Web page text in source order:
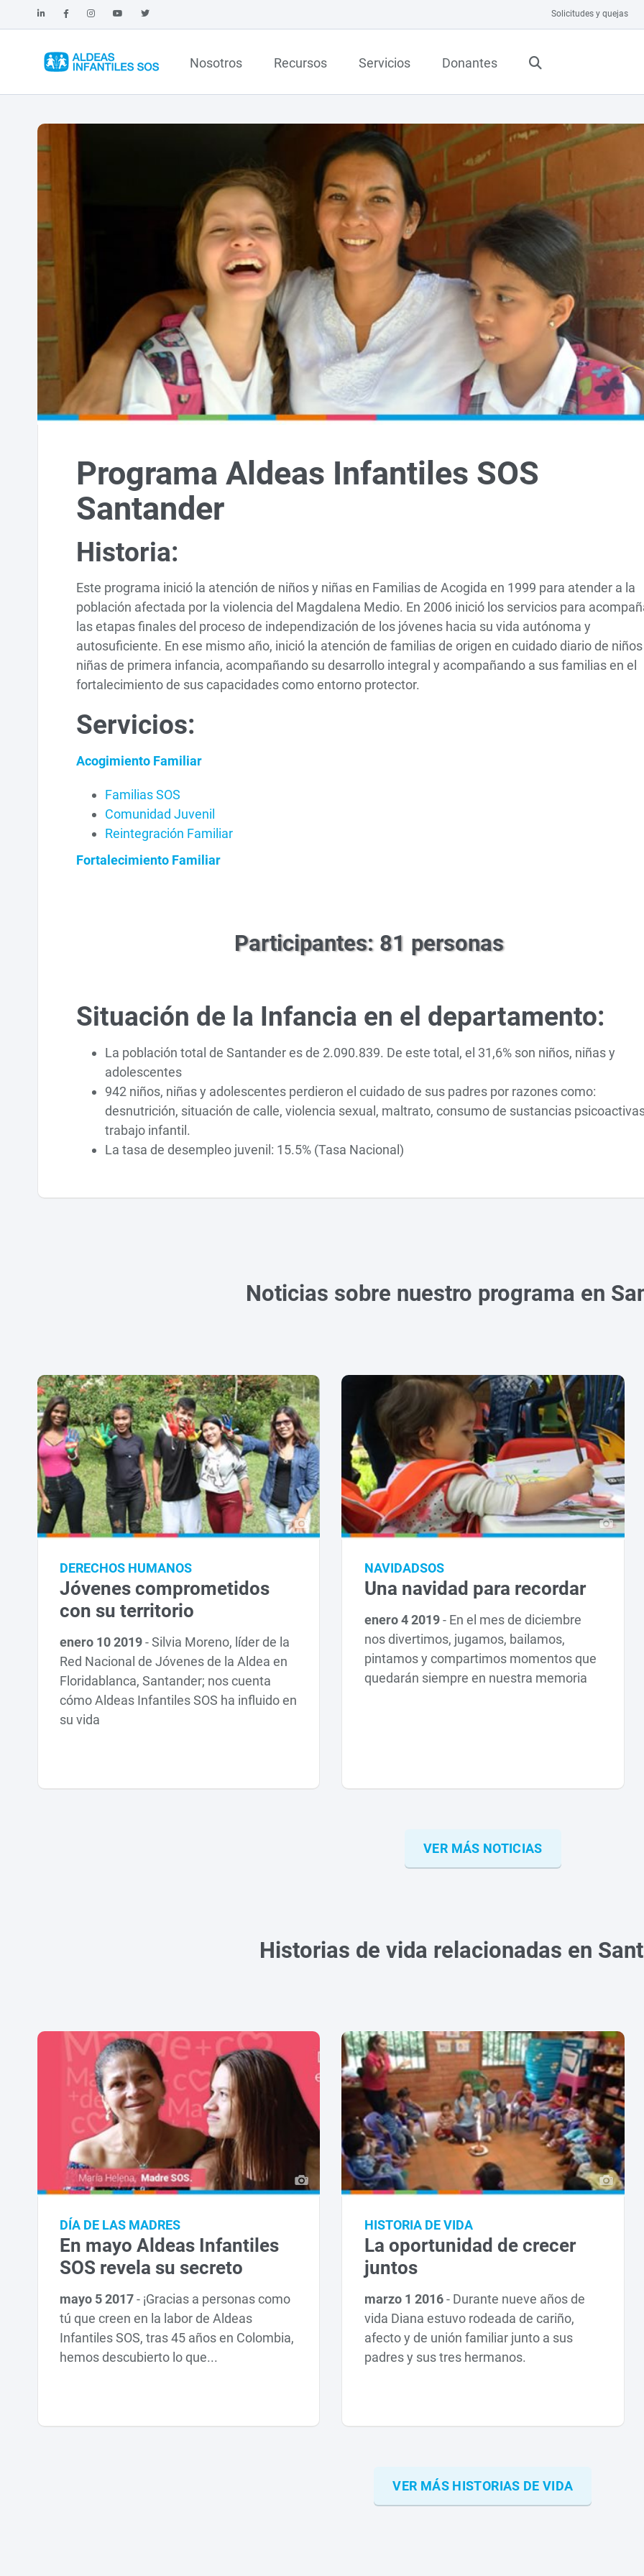
Solicitudes y quejas
Nosotros Recursos Servicios Donantes
Programa Aldeas Infantiles SOS
Santander
Historia:
Este programa inició la atención de niños y niñas en Familias de Acogida en 1999 para atender a la
población afectada por la violencia del Magdalena Medio. En 2006 inició los servicios para
las etapas finales del proceso de independización de los jóvenes hacia su vida autónoma y
autosuficiente. En ese mismo año, inició la atención de familias de origen en cuidado diario de
niñas de primera infancia, acompañando su desarrollo integral y acompañando a sus familias en el
fortalecimiento de sus capacidades como entorno protector.
Servicios:
Acogimiento Familiar
Familias SOS
Comunidad Juvenil
Reintegración Familiar
Fortalecimiento Familiar
Participantes: 81 personas
Situación de la Infancia en el departamento:
La población total de Santander es de 2.090.839. De este total, el 31,6% son niños, niñas y
adolescentes
942 niños, niñas y adolescentes perdieron el cuidado de sus padres por razones como:
desnutrición, situación de calle, violencia sexual, maltrato, consumo de sustancias
trabajo infantil.
La tasa de desempleo juvenil: 15.5% (Tasa Nacional)
Noticias sobre nuestro programa en
DERECHOS HUMANOS
Jóvenes comprometidos
con su territorio
enero 10 2019-Silvia Moreno, líder de la
Red Nacional de Jóvenes de la Aldea en
Floridablanca, Santander; nos cuenta
cómo Aldeas Infantiles SOS ha influido en
su vida
NAVIDADSOS
Una navidad para recordar
enero 4 2019- En el mes de diciembre
nos divertimos, jugamos, bailamos,
pintamos y compartimos momentos que
quedarán siempre en nuestra memoria
VER MÁS NOTICIAS
Historias de vida relacionadas en
DÍA DE LAS MADRES
En mayo Aldeas Infantiles
SOS revela su secreto
mayo 5 2017- ¡Gracias a personas como
tú que creen en la labor de Aldeas
Infantiles SOS, tras 45 años en Colombia,
hemos descubierto lo que...
HISTORIA DE VIDA
La oportunidad de crecer
juntos
marzo 1 2016- Durante nueve años de
vida Diana estuvo rodeada de cariño,
afecto y de unión familiar junto a sus
padres y sus tres hermanos.
VER MÁS HISTORIAS DE VIDA